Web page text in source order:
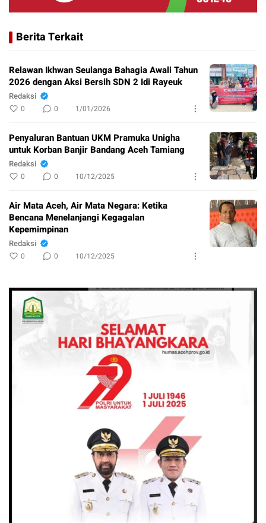
Berita Terkait
Relawan Ikhwan Seulanga Bahagia Awali Tahun
2026 dengan Aksi Bersih SDN 2 Idi Rayeuk
Redaksi
0 0 1/01/2026
Penyaluran Bantuan UKM Pramuka Unigha
untuk Korban Banjir Bandang Aceh Tamiang
Redaksi
0 0 10/12/2025
Air Mata Aceh, Air Mata Negara: Ketika
Bencana Menelanjangi Kegagalan
Kepemimpinan
Redaksi
0 0 10/12/2025